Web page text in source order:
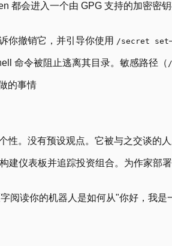
都会进入一个由 GPG 支持的加密
你撤销它，并引导你使用 /secret set
命令被阻止逃离其目录。敏感路径（
的事情
性。没有预设观点。它被与之交谈的
建仪表板并追踪投资组合。为作家
阅读你的机器人是如何从"你好，